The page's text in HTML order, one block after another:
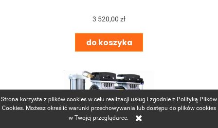
Strona korzysta z plików cookies w celu realizacji usług i zgodnie z Polityką Plików
Cookies. Możesz określić warunki przechowywania lub dostępu do plików cookies
w Twojej przeglądarce.
3 520,00 zł
do koszyka